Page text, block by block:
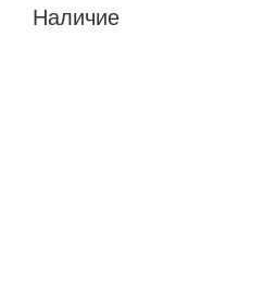
Наличие